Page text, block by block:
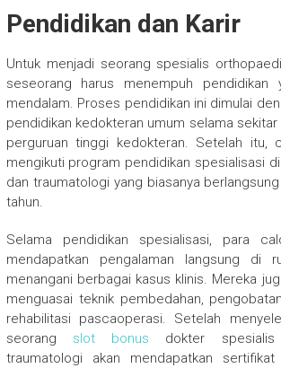
Pendidikan dan Karir
Untuk menjadi seorang spesialis
seseorang harus menempuh pendidikan
mendalam. Proses pendidikan ini dimulai
pendidikan kedokteran umum selama
perguruan tinggi kedokteran. Setelah itu,
mengikuti program pendidikan spesialisasi
dan traumatologi yang biasanya
tahun.
Selama pendidikan spesialisasi, para
mendapatkan pengalaman langsung di
menangani berbagai kasus klinis. Mereka
menguasai teknik pembedahan,
rehabilitasi pascaoperasi. Setelah
seorang slot bonus dokter spesialis
traumatologi akan mendapatkan